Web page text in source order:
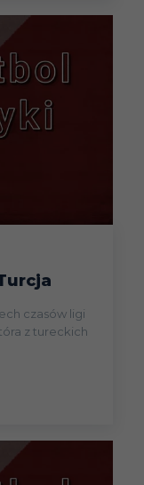
czasów ligi
z tureckich